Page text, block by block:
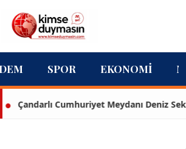
SPOR EKONOMI
Çandarlı Cumhuriyet Meydanı Deniz Seki ile